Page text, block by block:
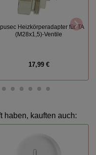
Heizkörperadapter für TA
(M28x1,5)-Ventile
17,99 €
haben, kauften auch: